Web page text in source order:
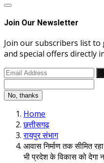
Join Our Newsletter
Join our subscribers list
and special offers directly
No, thanks
Home
छत्तीसगढ़
रायपुर संभाग
आवास निर्माण तक सीमित
भी प्रदेश के विकास को देगा